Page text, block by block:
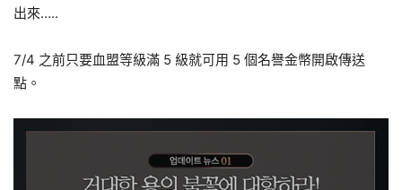
出來…..
7/4 之前只要血盟等級滿 5 級就可用 5 個名譽金幣開啟傳送
點。